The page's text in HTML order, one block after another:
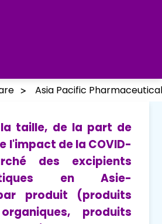
Asia Pacific
taille, de la part de
l'impact de la COVID-
des excipients
en Asie-
produit (produits
produits